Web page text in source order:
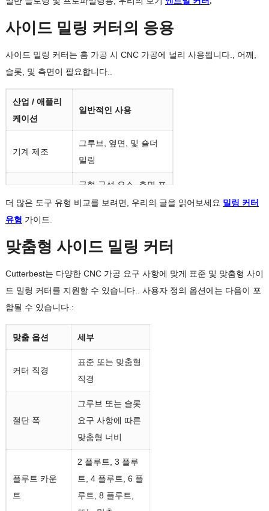
최고
의
대상
더 넓은 홈과 측
일반 CNC 밀링
맞춤
형
요구
종종 너비와 직경
에 따라 맞춤화됩
는 경우가 많습니
일반
적인
비품, 금형 부품,
곽, 프로필
사이드 밀링 커터의 응용
사이드 밀링 커터는 홈 가공 시 CNC 가공에 널리 사용됩니다., 어깨,
슬롯, 및 측면이 필요합니다..
산업 / 애플리
케이션
일반적인 사용
기계 제조
그루브, 옆면, 및 숄더
밀링
금형 구성 요소, 측면 프
로필, 및 슬롯 가공
리고 정확한 그루브
자동차 부품
일반 CNC 가
공
링, 그리고 커스텀 부품
제작
정확한 슬롯 너비 및 특
수 프로파일 가공
더 많은 도구 유형 비교를 보려면, 우리의 글을 읽어보세요 밀링 커터
유형 가이드.
맞춤형 사이드 밀링 커터
Cutterbest는 다양한 CNC 가공 요구 사항에 맞게 표준 및 맞춤형 사이
드 밀링 커터를 지원할 수 있습니다.. 사용자 정의 옵션에는 다음이 포
함될 수 있습니다.:
맞춤 옵션 세부
커터 직경
표준 또는 맞춤형
직경
절단 폭
그루브 또는 슬롯
요구 사항에 따른
맞춤형 너비
플루트 카운
트
2 플루트, 3 플루
트, 4 플루트, 6 플
루트, 8 플루트,